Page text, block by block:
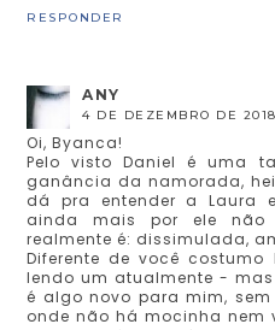
RESPONDER
ANY
4 DE DEZEMBRO DE
Oi, Byanca!
Pelo visto Daniel é uma
ganância da namorada,
dá pra entender a Laura
ainda mais por ele não
realmente é: dissimulada,
Diferente de você
lendo um atualmente -
é algo novo para mim,
onde não há mocinha nem